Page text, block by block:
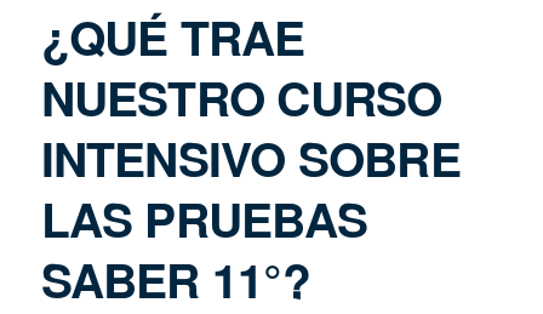
¿QUÉ TRAE
NUESTRO CURSO
INTENSIVO SOBRE
LAS PRUEBAS
SABER 11°?